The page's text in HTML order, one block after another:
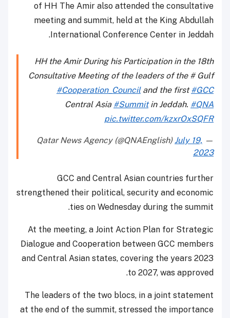
of HH The Amir also attended the consultative
meeting and summit, held at the King Abdullah
International Conference Center in Jeddah.
HH the Amir During his Participation in the 18th
Consultative Meeting of the leaders of the # Gulf
#Cooperation_Counciland the first#GCC
Central Asia #Summitin Jeddah. #QNA
pic.twitter.com/kzxrOxSQFR
— Qatar News Agency (@QNAEnglish)
July 19,
2023
GCC and Central Asian countries further
strengthened their political, security and economic
ties on Wednesday during the summit.
At the meeting, a Joint Action Plan for Strategic
Dialogue and Cooperation between GCC members
and Central Asian states, covering the years 2023
to 2027, was approved.
The leaders of the two blocs, in a joint statement
at the end of the summit, stressed the importance